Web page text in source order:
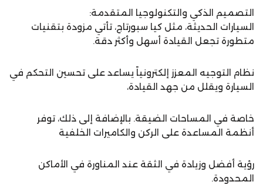
التصميم الذكي والتكنولوجيا المتقدمة:
السيارات الحديثة، مثل كيا سبورتاج، تأتي مزودة بتقنيات
متطورة تجعل القيادة أسهل وأكثر دقة.
نظام التوجيه المعزز إلكترونياً يساعد على تحسين التحكم في
السيارة ويقلل من جهد القيادة،
خاصة في المساحات الضيقة. بالإضافة إلى ذلك، توفر
أنظمة المساعدة على الركن والكاميرات الخلفية
رؤية أفضل وزيادة في الثقة عند المناورة في الأماكن
المحدودة.